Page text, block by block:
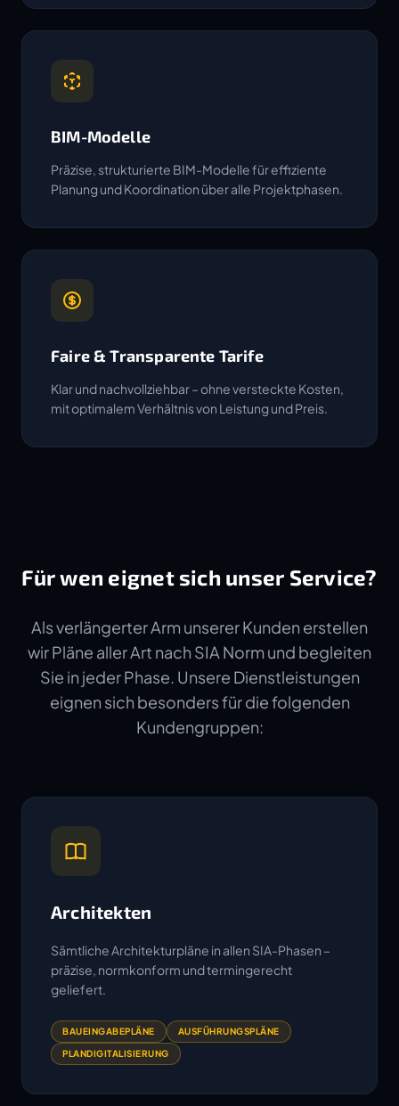
BIM-Modelle
Präzise, strukturierte BIM-Modelle für effiziente
Planung und Koordination über alle Projektphasen.
Faire & Transparente Tarife
Klar und nachvollziehbar – ohne versteckte Kosten,
mit optimalem Verhältnis von Leistung und Preis.
Für wen eignet sich unser Service?
Als verlängerter Arm unserer Kunden erstellen
wir Pläne aller Art nach SIA Norm und begleiten
Sie in jeder Phase. Unsere Dienstleistungen
eignen sich besonders für die folgenden
Kundengruppen:
Architekten
Sämtliche Architekturpläne in allen SIA-Phasen –
präzise, normkonform und termingerecht
geliefert.
BAUEINGABEPLÄNE AUSFÜHRUNGSPLÄNE
PLANDIGITALISIERUNG